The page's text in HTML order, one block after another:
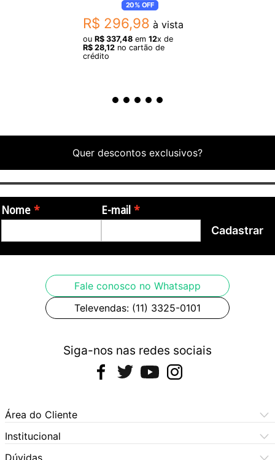
20%OFF
R$ 296,98 à vista
ou R$ 337,48 em 12x de
R$ 28,12 no cartão de
crédito
Quer descontos exclusivos?
Nome E-mail
Cadastrar
Fale conosco no Whatsapp
Televendas: (11) 3325-0101
Siga-nos nas redes sociais
Área do Cliente
Meus Pedidos
Meus Dados
Institucional
Central de Atendimento